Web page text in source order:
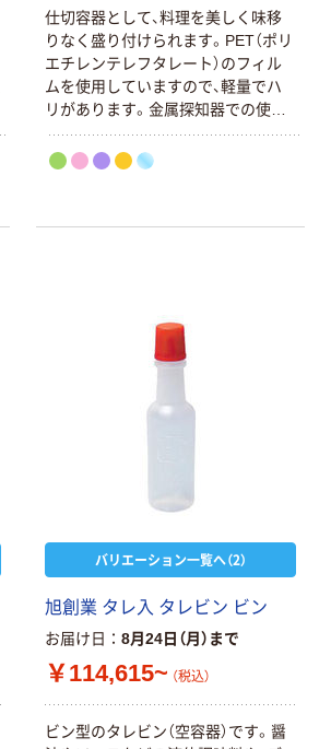
仕切容器として、料理を美しく味移
りなく盛り付けられます。PET（ポリ
エチレンテレフタレート）のフィル
ムを使用していますので、軽量でハ
リがあります。金属探知器での使用
が可能です。耐熱性があり（約
180℃）、電子レンジやオーブンでも
量の盛り付けや一口サイズのお菓子
バリエーション一覧へ（2）
旭創業 タレ入 タレビン ビン
お届け日 8月24日（月）まで
￥114,615~ （税込）
ビン型のタレビン（空容器）です。醤